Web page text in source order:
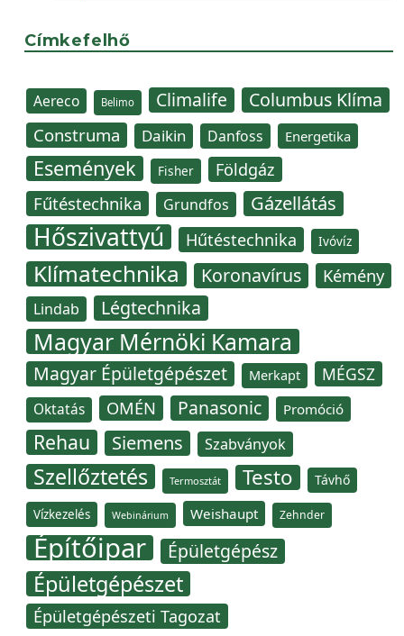
Címkefelhő
Aereco Belimo Climalife Columbus Klíma
Construma Daikin Danfoss Energetika
Események Fisher Földgáz
Fűtéstechnika Grundfos Gázellátás
Hőszivattyú Hűtéstechnika Ivóvíz
Klímatechnika Koronavírus Kémény
Lindab Légtechnika
Magyar Mérnöki Kamara
Magyar Épületgépészet Merkapt MÉGSZ
Oktatás OMÉN Panasonic Promóció
Rehau Siemens Szabványok
Szellőztetés Termosztát Testo Távhő
Vízkezelés Webinárium Weishaupt Zehnder
Építőipar Épületgépész
Épületgépészet
Épületgépészeti Tagozat